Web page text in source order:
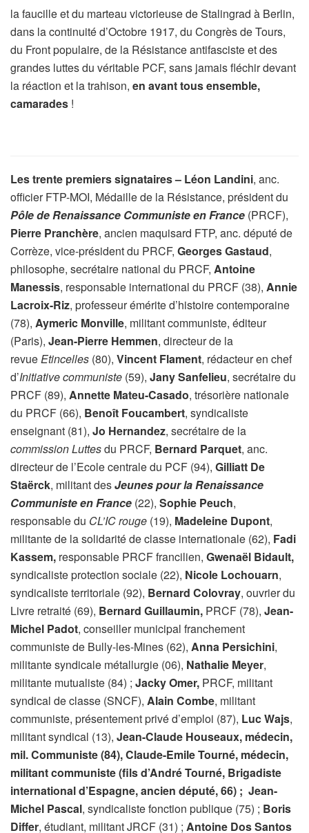
la faucille et du marteau victorieuse de Stalingrad à Berlin,
dans la continuité d’Octobre 1917, du Congrès de Tours,
du Front populaire, de la Résistance antifasciste et des
grandes luttes du véritable PCF, sans jamais fléchir devant
la réaction et la trahison, en avant tous ensemble,
camarades !
Les trente premiers signataires – Léon Landini, anc.
officier FTP-MOI, Médaille de la Résistance, président du
Pôle de Renaissance Communiste en France (PRCF),
Pierre Pranchère, ancien maquisard FTP, anc. député de
Corrèze, vice-président du PRCF, Georges Gastaud,
philosophe, secrétaire national du PRCF, Antoine
Manessis, responsable international du PRCF (38), Annie
Lacroix-Riz, professeur émérite d’histoire contemporaine
(78), Aymeric Monville, militant communiste, éditeur
(Paris), Jean-Pierre Hemmen, directeur de la
revueEtincelles (80), Vincent Flament, rédacteur en chef
d’Initiative communiste (59), Jany Sanfelieu, secrétaire du
PRCF (89), Annette Mateu-Casado, trésorière nationale
du PRCF (66), Benoît Foucambert, syndicaliste
enseignant (81), Jo Hernandez, secrétaire de la
commission Luttesdu PRCF, Bernard Parquet, anc.
directeur de l’Ecole centrale du PCF (94), Gilliatt De
Staërck, militant desJeunes pour la Renaissance
Communiste en France (22), Sophie Peuch,
responsable du CL’IC rouge (19), Madeleine Dupont,
militante de la solidarité de classe internationale (62), Fadi
Kassem, responsable PRCF francilien, Gwenaël Bidault,
syndicaliste protection sociale (22), Nicole Lochouarn,
syndicaliste territoriale (92), Bernard Colovray, ouvrier du
Livre retraité (69), Bernard Guillaumin, PRCF (78), Jean-
Michel Padot, conseiller municipal franchement
communiste de Bully-les-Mines (62), Anna Persichini,
militante syndicale métallurgie (06), Nathalie Meyer,
militante mutualiste (84) ; Jacky Omer, PRCF, militant
syndical de classe (SNCF), Alain Combe, militant
communiste, présentement privé d’emploi (87), Luc Wajs,
militant syndical (13), Jean-Claude Houseaux, médecin,
mil. Communiste (84), Claude-Emile Tourné, médecin,
militant communiste (fils d’André Tourné, Brigadiste
international d’Espagne, ancien député, 66) ; Jean-
Michel Pascal, syndicaliste fonction publique (75) ; Boris
Differ, étudiant, militant JRCF (31) ; Antoine Dos Santos